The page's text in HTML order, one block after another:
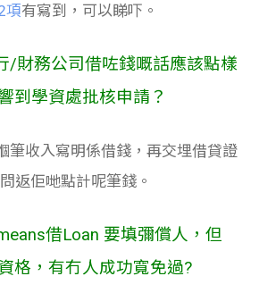
項有寫到，可以睇吓。
/財務公司借咗錢嘅話應該點樣
到學資處批核申請？
筆收入寫明係借錢，再交埋借貸證
返佢哋點計呢筆錢。
借Loan 要填彌償人，但
格，有冇人成功寬免過?